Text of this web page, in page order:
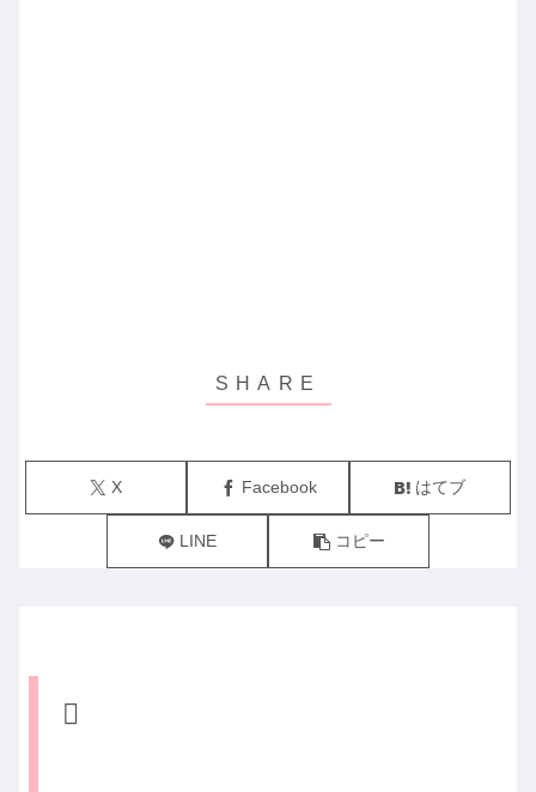
X Facebook はてブ
LINE コピー